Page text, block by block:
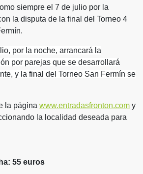
siempre el 7 de julio por la
la disputa de la final del Torneo 4
por la noche, arrancará la
por parejas que se desarrollará
y la final del Torneo San Fermín se
la página www.entradasfronton.com y
la localidad deseada para
55 euros